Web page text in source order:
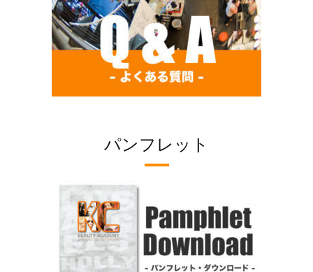
パンフレット